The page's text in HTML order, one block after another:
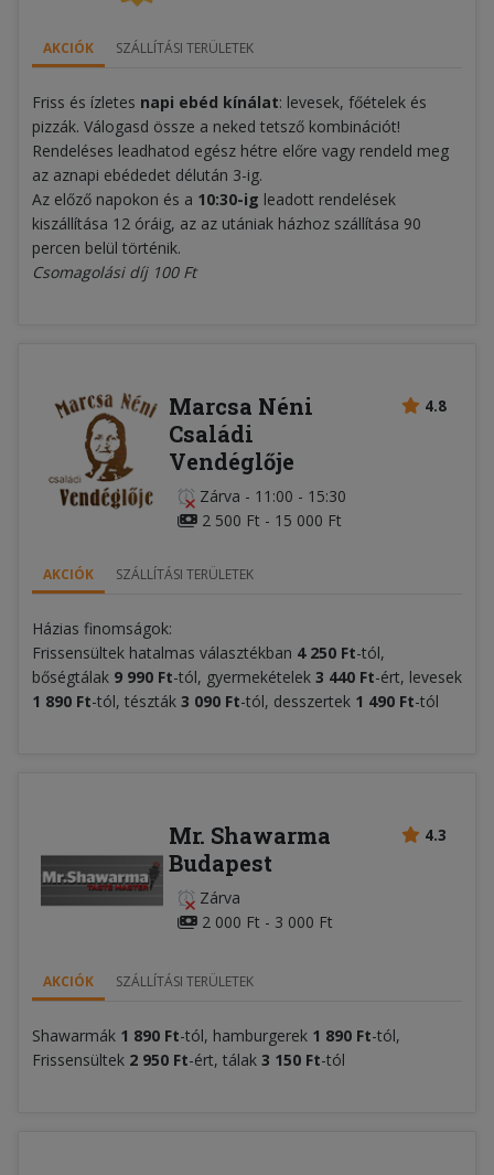
AKCIÓK SZÁLLÍTÁSI TERÜLETEK
Friss és ízletes napi ebéd kínálat: levesek, főételek és
pizzák. Válogasd össze a neked tetsző kombinációt!
Rendeléses leadhatod egész hétre előre vagy rendeld meg
az aznapi ebédedet délután 3-ig.
Az előző napokon és a 10:30-ig leadott rendelések
kiszállítása 12 óráig, az az utániak házhoz szállítása 90
percen belül történik.
Csomagolási díj 100 Ft
4.8
Marcsa Néni
Családi
Vendéglője
Zárva - 11:00 - 15:30
2 500 Ft - 15 000 Ft
AKCIÓK SZÁLLÍTÁSI TERÜLETEK
Házias finomságok:
Frissensültek hatalmas választékban 4 250 Ft-tól,
bőségtálak 9 990 Ft-tól, gyermekételek 3 440 Ft-ért, levesek
1 890 Ft-tól, tészták 3 090 Ft-tól, desszertek 1 490 Ft-tól
4.3
Mr. Shawarma
Budapest
Zárva
2 000 Ft - 3 000 Ft
AKCIÓK SZÁLLÍTÁSI TERÜLETEK
Shawarmák 1 890 Ft-tól, hamburgerek 1 890 Ft-tól,
Frissensültek 2 950 Ft-ért, tálak 3 150 Ft-tól